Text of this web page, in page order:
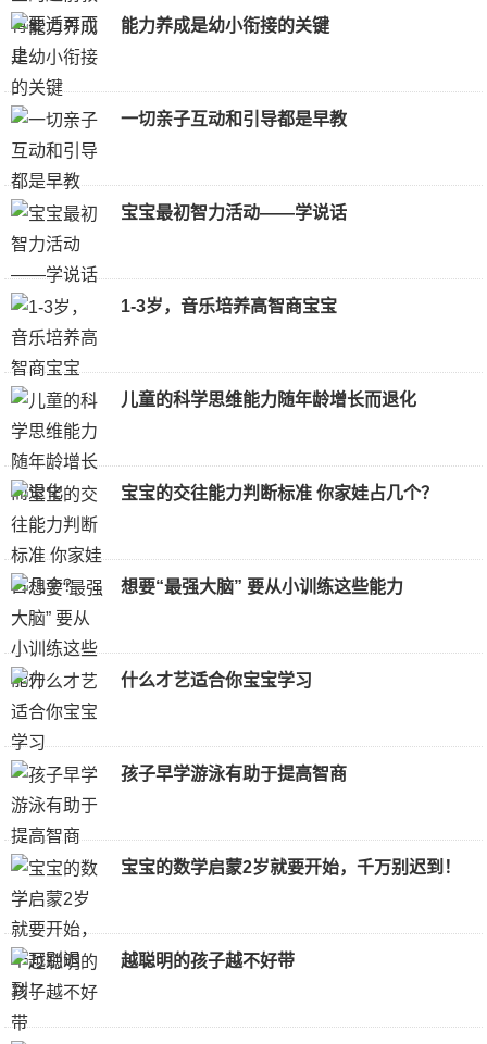
能力养成是幼小衔接的关键
一切亲子互动和引导都是早教
宝宝最初智力活动——学说话
1-3岁，音乐培养高智商宝宝
儿童的科学思维能力随年龄增长而退化
宝宝的交往能力判断标准 你家娃占几个？
想要“最强大脑” 要从小训练这些能力
什么才艺适合你宝宝学习
孩子早学游泳有助于提高智商
宝宝的数学启蒙2岁就要开始，千万别迟到！
越聪明的孩子越不好带